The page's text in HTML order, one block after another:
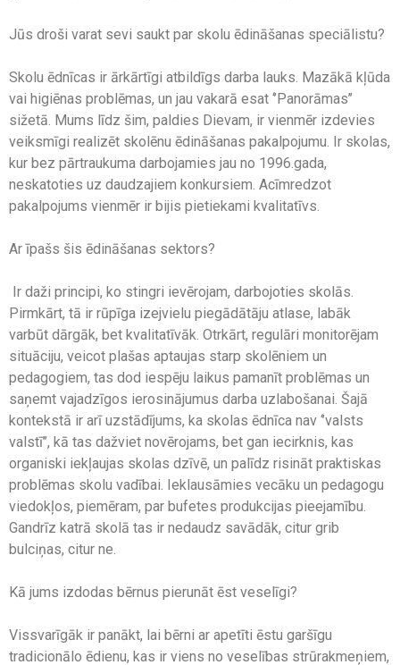
Jūs droši varat sevi saukt par skolu ēdināšanas speciālistu?
Skolu ēdnīcas ir ārkārtīgi atbildīgs darba lauks. Mazākā kļūda
vai higiēnas problēmas, un jau vakarā esat ‘’Panorāmas’’
sižetā. Mums līdz šim, paldies Dievam, ir vienmēr izdevies
veiksmīgi realizēt skolēnu ēdināšanas pakalpojumu. Ir skolas,
kur bez pārtraukuma darbojamies jau no 1996.gada,
neskatoties uz daudzajiem konkursiem. Acīmredzot
pakalpojums vienmēr ir bijis pietiekami kvalitatīvs.
Ar īpašs šis ēdināšanas sektors?
Ir daži principi, ko stingri ievērojam, darbojoties skolās.
Pirmkārt, tā ir rūpīga izejvielu piegādātāju atlase, labāk
varbūt dārgāk, bet kvalitatīvāk. Otrkārt, regulāri monitorējam
situāciju, veicot plašas aptaujas starp skolēniem un
pedagogiem, tas dod iespēju laikus pamanīt problēmas un
saņemt vajadzīgos ierosinājumus darba uzlabošanai. Šajā
kontekstā ir arī uzstādījums, ka skolas ēdnīca nav ‘’valsts
valstī’’, kā tas dažviet novērojams, bet gan iecirknis, kas
organiski iekļaujas skolas dzīvē, un palīdz risināt praktiskas
problēmas skolu vadībai. Ieklausāmies vecāku un pedagogu
viedokļos, piemēram, par bufetes produkcijas pieejamību.
Gandrīz katrā skolā tas ir nedaudz savādāk, citur grib
bulciņas, citur ne.
Kā jums izdodas bērnus pierunāt ēst veselīgi?
Vissvarīgāk ir panākt, lai bērni ar apetīti ēstu garšīgu
tradicionālo ēdienu, kas ir viens no veselības strūrakmeņiem,